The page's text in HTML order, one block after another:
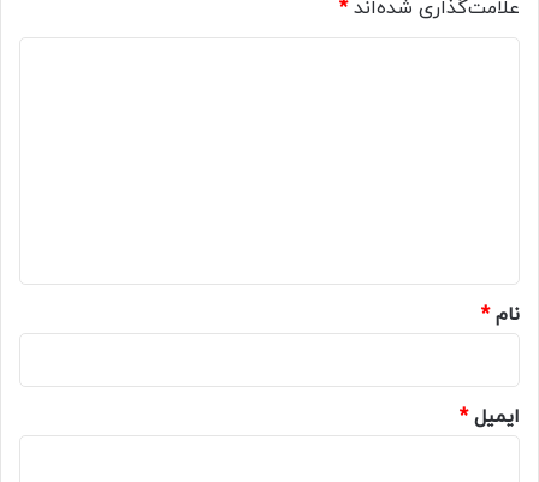
علامت‌گذاری شده‌اند*
نام*
ایمیل*